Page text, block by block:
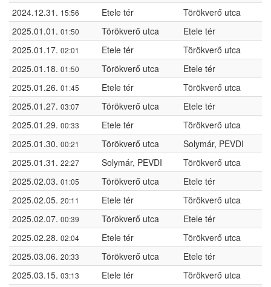
2024.12.31. 15:56 Etele tér
Törökverő utca
2025.01.01. 01:50 Törökverő utca
Etele tér
2025.01.17. 02:01 Etele tér
Törökverő utca
2025.01.18. 01:50 Törökverő utca
Etele tér
2025.01.26. 01:45 Etele tér
Törökverő utca
2025.01.27. 03:07 Törökverő utca
Etele tér
2025.01.29. 00:33 Etele tér
Törökverő utca
2025.01.30. 00:21 Törökverő utca
Solymár, PEVDI
2025.01.31. 22:27 Solymár, PEVDI
Törökverő utca
2025.02.03. 01:05 Törökverő utca
Etele tér
2025.02.05. 20:11 Etele tér
Törökverő utca
2025.02.07. 00:39 Törökverő utca
Etele tér
2025.02.28. 02:04 Etele tér
Törökverő utca
2025.03.06. 20:33 Törökverő utca
Etele tér
2025.03.15. 03:13 Etele tér
Törökverő utca